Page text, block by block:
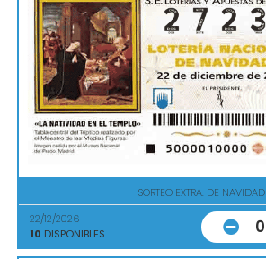
SORTEO EXTRA. DE NAVIDAD
22/12/2026
10 DISPONIBLES 0